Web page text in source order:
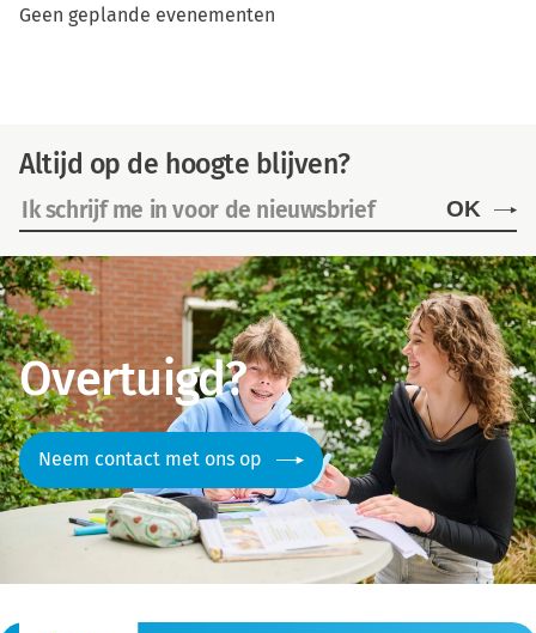
Geen geplande evenementen
Altijd op de hoogte blijven?
OK
Overtuigd?
Neem contact met ons op